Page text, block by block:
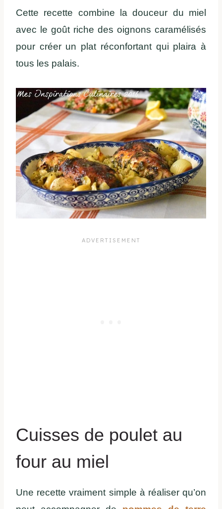
Cette recette combine la douceur du miel
avec le goût riche des oignons caramélisés
pour créer un plat réconfortant qui plaira à
tous les palais.
Cuisses de poulet au
four au miel
Une recette vraiment simple à réaliser qu’on